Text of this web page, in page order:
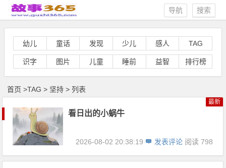
搜索
导航
幼儿 童话 发现 少儿 感人 TAG
识字 图片 儿童 睡前 益智 排行榜
首页 >TAG > 坚持 > 列表
看日出的小蜗牛
最新
2026-08-02 20:38:19 发表评论 阅读 798